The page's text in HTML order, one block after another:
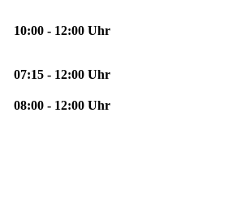
10:00 - 12:00 Uhr
07:15 - 12:00 Uhr
08:00 - 12:00 Uhr